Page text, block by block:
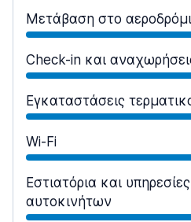
Μετάβαση στο
Check-in και
Εγκαταστάσεις
Wi-Fi
Εστιατόρια και
αυτοκινήτων